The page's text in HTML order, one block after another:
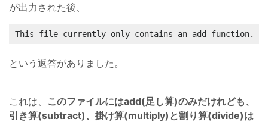
が出力された後、
This file currently only contains an add function.
という返答がありました。
これは、 このファイルにはadd(足し算)のみだけれども、
引き算(subtract)、掛け算(multiply)と割り算(divide)は